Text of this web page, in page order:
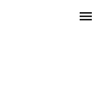
menu